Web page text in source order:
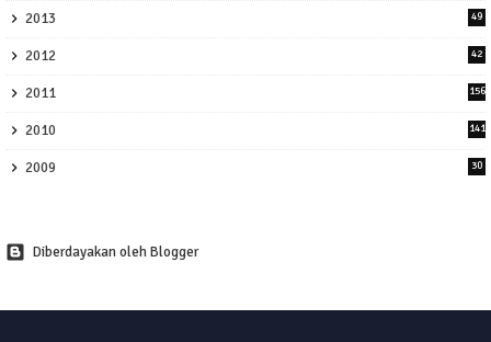
2013 49
2012 42
2011 156
2010 141
2009 30
Diberdayakan oleh Blogger